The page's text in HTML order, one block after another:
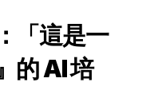
「這是一
的 AI 培